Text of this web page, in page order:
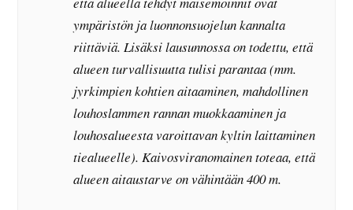
ympäristön ja luonnonsuojelun kannalta
riittäviä. Lisäksi lausunnossa on todettu, että
alueen turvallisuutta tulisi parantaa (mm.
jyrkimpien kohtien aitaaminen, mahdollinen
louhoslammen rannan muokkaaminen ja
louhosalueesta varoittavan kyltin laittaminen
tiealueelle). Kaivosviranomainen toteaa, että
alueen aitaustarve on vähintään 400 m.